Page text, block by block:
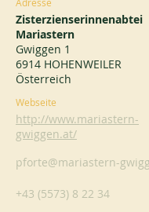
Zisterzienserinnenabtei
Mariastern
Gwiggen 1
6914 HOHENWEILER
Österreich
Webseite
http://www.mariastern-
gwiggen.at/
pforte@mariastern-
+43 (5573) 8 22 34